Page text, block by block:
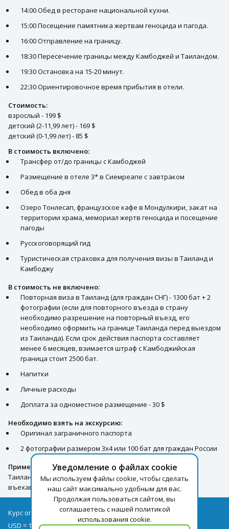
14:00 Обед в ресторане национальной кухни.
15:00 Посещение памятника жертвам геноцида и пагода.
16:00 Отправление на границу.
18:30 Пересечение границы между Камбоджей и Таиландом.
19:30 Остановка на 15-20 минут.
22:30 Ориентировочное время прибытия в отели.
Стоимость:
взрослый - 199 $
детский (2-11,99 лет) - 169 $
детский (0-1,99 лет) - 85 $
В стоимость включено:
Трансфер от/до границы с Камбоджей
Размещение в отеле 3* в Сиемреапе с завтраком
Обед в оба дня
Озеро Тонлесап, французское кафе в Мондулкири, закат на
территории храма, мемориал жертв геноцида и посещение
пагоды
Русскоговорящий гид
Туристическая страховка для получения визы в Таиланд и
Камбоджу
В стоимость не включено:
Повторная виза в Таиланд (для граждан СНГ) - 1300 бат + 2
фотографии (если для повторного въезда в страну
необходимо разрешение на повторный въезд, его
необходимо оформить на границе Таиланда перед выездом
из Таиланда). Если срок действия паспорта составляет
менее 6 месяцев, взимается штраф с Камбоджийская
граница стоит 2500 бат.
Напитки
Личные расходы
Доплата за одноместное размещение - 30 $
Необходимо взять на экскурсию:
Оригинал заграничного паспорта
2 фотографии размером 3х4 или 100 бат для граждан России
Примечание:Категорически запрещается выезжать из
Таиланда без детей, вписанных в паспорт родителя и
въехавших в Таиланд вместе с ним.
Уведомление о файлах cookie
Мы используем файлы cookie, чтобы сделать
наш сайт максимально удобным для вас.
Продолжая пользоваться сайтом, вы
соглашаетесь с нашей политикой
использования cookie.
Курс оплаты туров на 10.08
USD = 1,71
EUR = 1,97